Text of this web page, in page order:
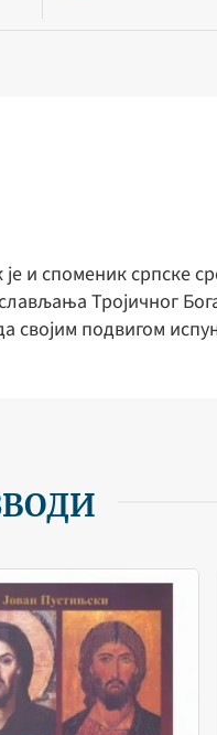
и споменик српске
Тројичног
својим подвигом